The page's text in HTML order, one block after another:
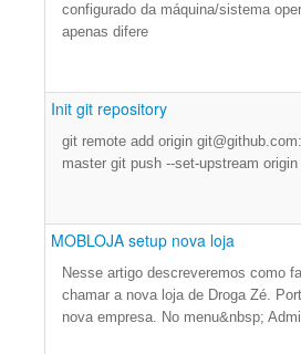
configurado da máquina/sistema
apenas difere
Init git repository
git remote add origin
master git push --set-upstream
MOBLOJA setup nova loja
Nesse artigo descreveremos como
chamar a nova loja de Droga Zé.
nova empresa. No menu&nbsp;